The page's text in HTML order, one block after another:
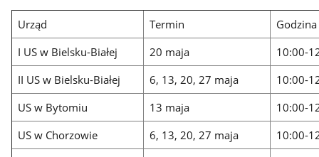
Urząd Termin
Godzina
I US w Bielsku-Białej
20 maja
10:00-
II US w Bielsku-Białej
6, 13, 20, 27 maja
10:00-
US w Bytomiu
13 maja
10:00-
US w Chorzowie
6, 13, 20, 27 maja
10:00-